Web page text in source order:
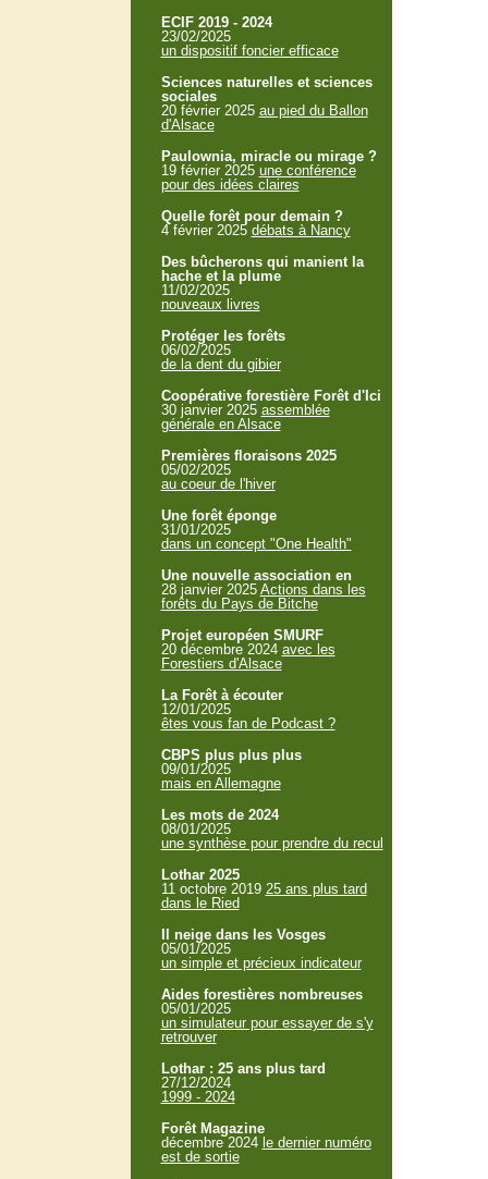
ECIF 2019 - 2024
23/02/2025
un dispositif foncier efficace
Sciences naturelles et sciences
sociales
20 février 2025 au pied du Ballon
d'Alsace
Paulownia, miracle ou mirage ?
19 février 2025 une conférence
pour des idées claires
Quelle forêt pour demain ?
4 février 2025 débats à Nancy
Des bûcherons qui manient la
hache et la plume
11/02/2025
nouveaux livres
Protéger les forêts
06/02/2025
de la dent du gibier
Coopérative forestière Forêt d'Ici
30 janvier 2025 assemblée
générale en Alsace
Premières floraisons 2025
05/02/2025
au coeur de l'hiver
Une forêt éponge
31/01/2025
dans un concept "One Health"
Une nouvelle association en
28 janvier 2025 Actions dans les
forêts du Pays de Bitche
Projet européen SMURF
20 décembre 2024 avec les
Forestiers d'Alsace
La Forêt à écouter
12/01/2025
êtes vous fan de Podcast ?
CBPS plus plus plus
09/01/2025
mais en Allemagne
Les mots de 2024
08/01/2025
une synthèse pour prendre du recul
Lothar 2025
11 octobre 2019 25 ans plus tard
dans le Ried
Il neige dans les Vosges
05/01/2025
un simple et précieux indicateur
Aides forestières nombreuses
05/01/2025
un simulateur pour essayer de s'y
retrouver
Lothar : 25 ans plus tard
27/12/2024
1999 - 2024
Forêt Magazine
décembre 2024 le dernier numéro
est de sortie